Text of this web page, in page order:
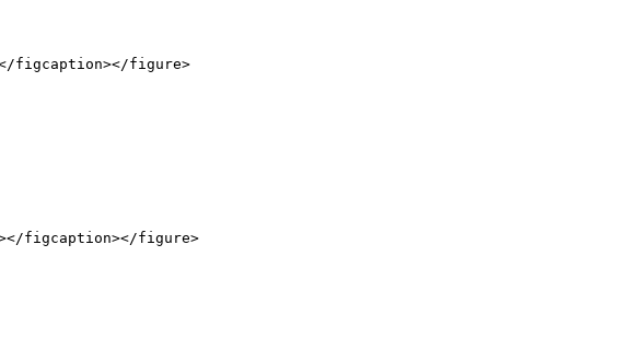
figcaption></figure>
figcaption></figure>